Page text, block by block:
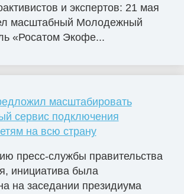
и экспертов: 21 мая
масштабный Молодежный
«Росатом Экофе...
масштабировать
сервис подключения
на всю страну
пресс-службы правительства
инициатива была
на заседании президиума